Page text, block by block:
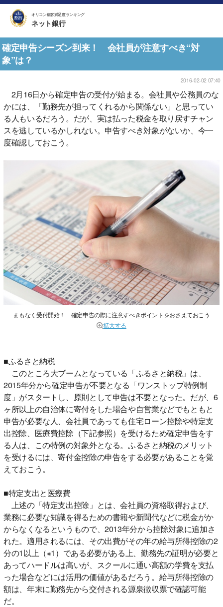
オリコン顧客満足度ランキング
ネット銀行
確定申告シーズン到来！ 会社員が注意すべき“対
象”は？
2016-02-02 07:40
2月16日から確定申告の受付が始まる。会社員や公務員のな
かには、「勤務先が担ってくれるから関係ない」と思ってい
る人もいるだろう。だが、実は払った税金を取り戻すチャン
スを逃しているかしれない。申告すべき対象がないか、今一
度確認しておこう。
まもなく受付開始！ 確定申告の際に注意すべきポイントをおさえておこう
拡大する
■ふるさと納税
このところ大ブームとなっている「ふるさと納税」は、
2015年分から確定申告が不要となる「ワンストップ特例制
度」がスタートし、原則として申告は不要となった。だが、6
ヶ所以上の自治体に寄付をした場合や自営業などでもともと
申告が必要な人、会社員であっても住宅ローン控除や特定支
出控除、医療費控除（下記参照）を受けるため確定申告をす
る人は、この特例の対象外となる。ふるさと納税のメリット
を受けるには、寄付金控除の申告をする必要があることを覚
えておこう。
■特定支出と医療費
上述の「特定支出控除」とは、会社員の資格取得および、
業務に必要な知識を得るための書籍や新聞代などに税金がか
からなくなるというもので、2013年分から控除対象に追加さ
れた。適用されるには、その出費がその年の給与所得控除の2
分の1以上（※1）である必要がある上、勤務先の証明が必要と
あってハードルは高いが、スクールに通い高額の学費を支払
った場合などには活用の価値があるだろう。給与所得控除の
額は、年末に勤務先から交付される源泉徴収票で確認可能
だ。